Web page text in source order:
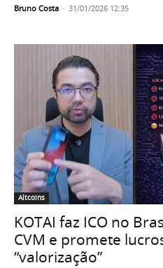
Bruno Costa - 31/01/2026 12:35
Altcoins
KOTAI faz ICO no
CVM e promete
“valorização”